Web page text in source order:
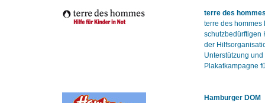
terre des
terre des hommes
schutzbedürftigen
der
Unterstützung
Plakatkampagne
Hamburger DOM